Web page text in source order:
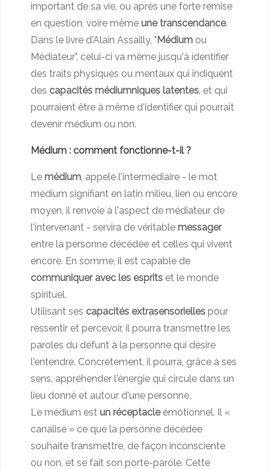
important de sa vie, ou après une forte remise
en question, voire même une transcendance.
Dans le livre d'Alain Assailly, "Médium ou
Médiateur", celui-ci va même jusqu'à identifier
des traits physiques ou mentaux qui indiquent
des capacités médiumniques latentes, et qui
pourraient être à même d'identifier qui pourrait
devenir médium ou non.
Médium : comment fonctionne-t-il ?
Le médium , appelé l'intermédiaire - le mot
médium signifiant en latin milieu, lien ou encore
moyen, il renvoie à l'aspect de médiateur de
l'intervenant - servira de véritable messager
entre la personne décédée et celles qui vivent
encore. En somme, il est capable de
communiquer avec les esprits et le monde
spirituel.
Utilisant ses capacités extrasensorielles pour
ressentir et percevoir, il pourra transmettre les
paroles du défunt à la personne qui désire
l'entendre. Concrètement, il pourra, grâce à ses
sens, appréhender l'énergie qui circule dans un
lieu donné et autour d'une personne.
Le médium est un réceptacleémotionnel. Il «
canalise » ce que la personne décédée
souhaite transmettre, de façon inconsciente
ou non, et se fait son porte-parole. Cette